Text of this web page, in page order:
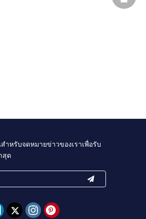
ำหรับจดหมายข่าวของเราเพื่อรับ
สุด